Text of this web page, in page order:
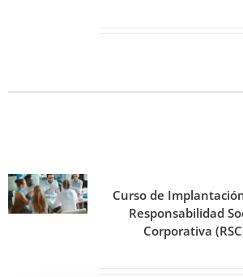
Curso de
Responsabilidad
Corporativa